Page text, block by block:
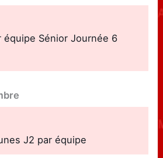
équipe Sénior Journée 6
J2 par équipe